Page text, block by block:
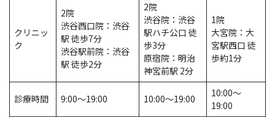
クリニッ
ク
2院
渋谷西口院：渋谷
駅 徒歩7分
渋谷駅前院：渋谷
駅 徒歩2分
2院
渋谷院：渋谷
駅ハチ公口 徒
歩3分
原宿院：明治
神宮前駅 2分
1院
大宮院：大
宮駅西口 徒
歩約1分
診療時間 9:00〜19:00 10:00〜19:00
10:00～
19:00